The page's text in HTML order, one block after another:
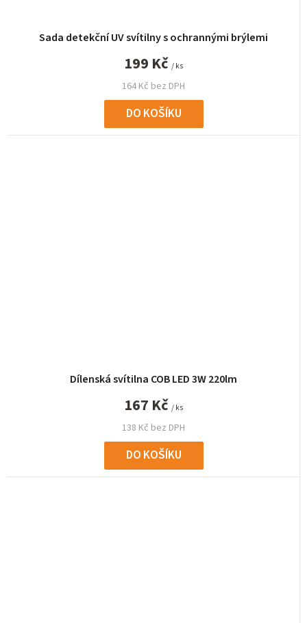
Sada detekční UV svítilny s ochrannými brýlemi
164 Kč bez DPH
199 Kč / ks
DO KOŠÍKU
Dílenská svítilna COB LED 3W 220lm
138 Kč bez DPH
167 Kč / ks
DO KOŠÍKU